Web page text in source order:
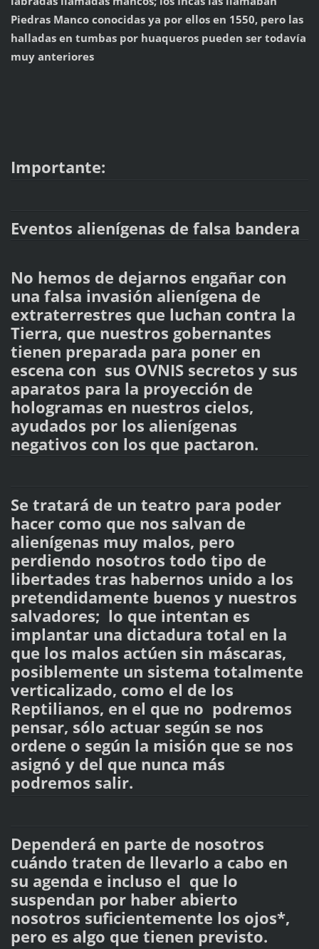
Piedras Manco conocidas ya por ellos en 1550, pero las
halladas en tumbas por huaqueros pueden ser todavía
muy anteriores
Importante:
Eventos alienígenas de falsa bandera
No hemos de dejarnos engañar con
una falsa invasión alienígena de
extraterrestres que luchan contra la
Tierra, que nuestros gobernantes
tienen preparada para poner en
escena con sus OVNIS secretos y sus
aparatos para la proyección de
hologramas en nuestros cielos,
ayudados por los alienígenas
negativos con los que pactaron.
Se tratará de un teatro para poder
hacer como que nos salvan de
alienígenas muy malos, pero
perdiendo nosotros todo tipo de
libertades tras habernos unido a los
pretendidamente buenos y nuestros
salvadores; lo que intentan es
implantar una dictadura total en la
que los malos actúen sin máscaras,
posiblemente un sistema totalmente
verticalizado, como el de los
Reptilianos, en el que no podremos
pensar, sólo actuar según se nos
ordene o según la misión que se nos
asignó y del que nunca más
podremos salir.
Dependerá en parte de nosotros
cuándo traten de llevarlo a cabo en
su agenda e incluso el que lo
suspendan por haber abierto
nosotros suficientemente los ojos*,
pero es algo que tienen previsto.